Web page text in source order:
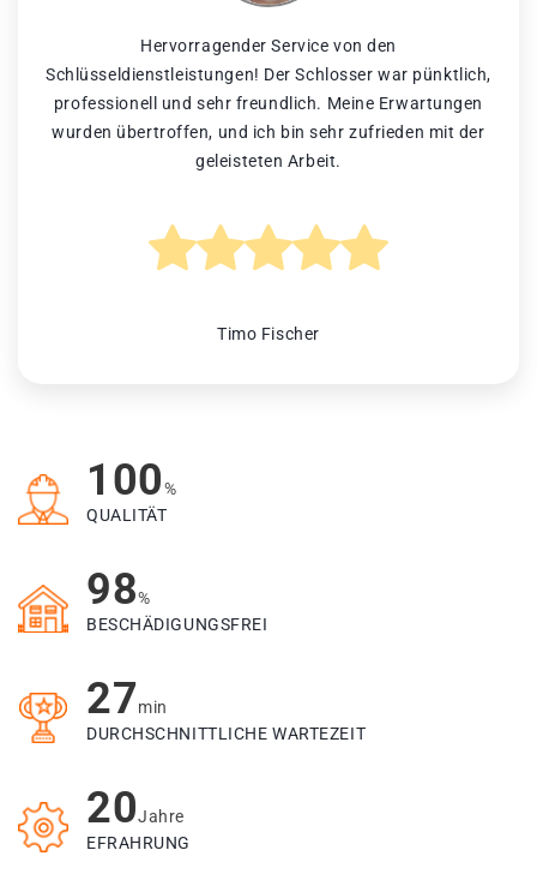
Hervorragender Service von den
Schlüsseldienstleistungen! Der Schlosser war pünktlich,
professionell und sehr freundlich. Meine Erwartungen
wurden übertroffen, und ich bin sehr zufrieden mit der
geleisteten Arbeit.
Timo Fischer
100%
QUALITÄT
98%
BESCHÄDIGUNGSFREI
27min
DURCHSCHNITTLICHE WARTEZEIT
20Jahre
EFRAHRUNG